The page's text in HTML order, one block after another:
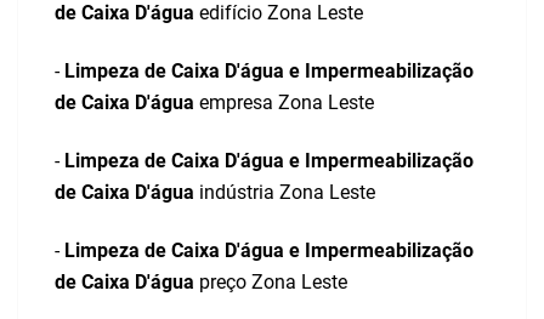
de Caixa D'água edifício Zona Leste
- Limpeza de Caixa D'água e Impermeabilização
de Caixa D'água empresa Zona Leste
- Limpeza de Caixa D'água e Impermeabilização
de Caixa D'água indústria Zona Leste
- Limpeza de Caixa D'água e Impermeabilização
de Caixa D'água preço Zona Leste